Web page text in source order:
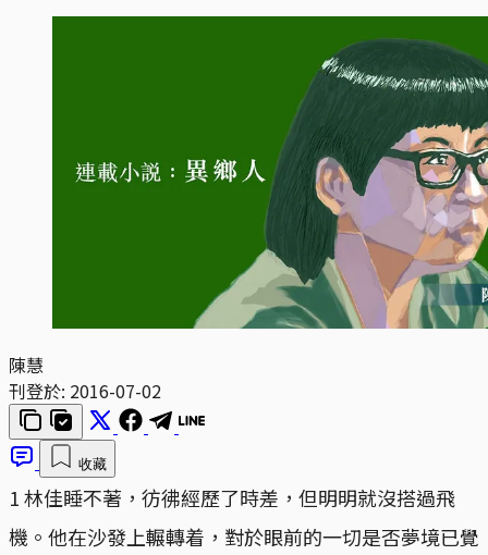
陳慧
刊登於: 2016-07-02
收藏
1 林佳睡不著，彷彿經歷了時差，但明明就沒搭過飛
機。他在沙發上輾轉着，對於眼前的一切是否夢境已覺